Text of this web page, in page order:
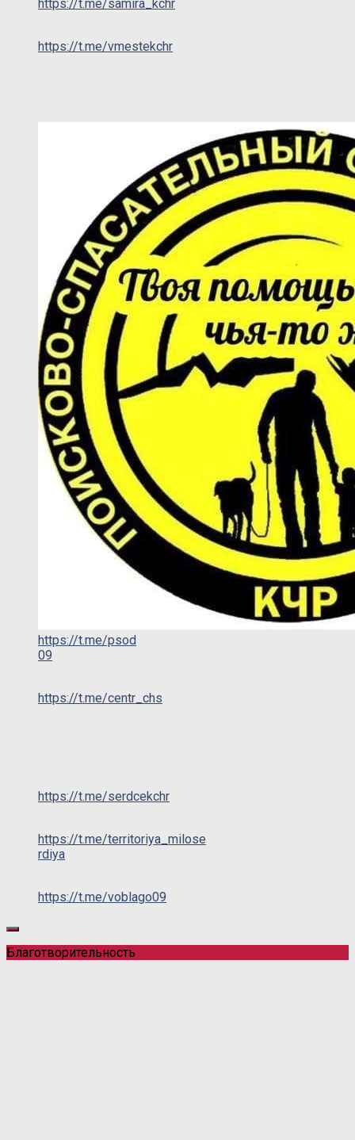
https://t.me/samira_kchr
https://t.me/vmestekchr
https://t.me/psod
09
https://t.me/centr_chs
https://t.me/serdcekchr
https://t.me/territoriya_milose
rdiya
https://t.me/voblago09
Благотворительность